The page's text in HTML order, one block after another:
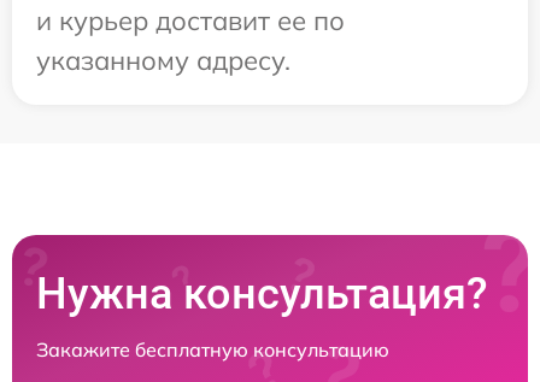
и курьер доставит ее по
указанному адресу.
Нужна консультация?
Закажите бесплатную консультацию